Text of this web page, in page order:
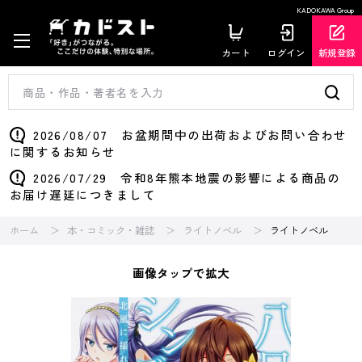
KADOKAWA Group
カート ログイン 新規登録
2026/08/07 お盆期間中の出荷およびお問い合わせ
に関するお知らせ
2026/07/29 令和8年熊本地震の影響による商品の
お届け遅延につきまして
ホーム 本・コミック・雑誌 ライトノベル ライトノベル
画像タップで拡大